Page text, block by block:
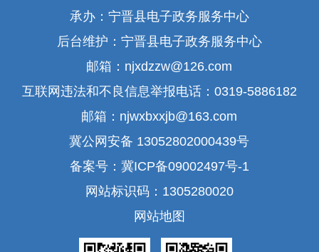
承办：宁晋县电子政务服务中心
后台维护：宁晋县电子政务服务中心
邮箱：njxdzzw@126.com
互联网违法和不良信息举报电话：0319-5886182
邮箱：njwxbxxjb@163.com
冀公网安备 13052802000439号
备案号：冀ICP备09002497号-1
网站标识码：1305280020
网站地图